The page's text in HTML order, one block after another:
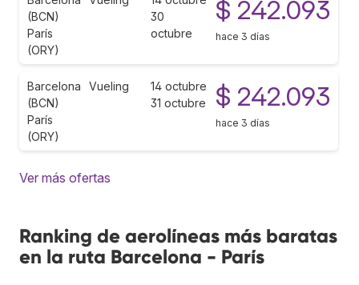
(BCN)
París
(ORY)
30
octubre
$ 242.093
hace 3 días
Barcelona
(BCN)
París
(ORY)
Vueling
14 octubre
31 octubre
$ 242.093
hace 3 días
Ver más ofertas
Ranking de aerolíneas más baratas
en la ruta Barcelona - París